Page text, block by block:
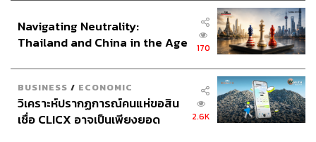
TAGS: ปัญญาประดิษฐ์ (Artificial intelligence - AI)
Navigating Neutrality:
Thailand and China in the Age
170
BUSINESS / ECONOMIC
วิเคราะห์ปรากฏการณ์คนแห่ขอสิน
เชื่อ CLICX อาจเป็นเพียงยอด
2.6K